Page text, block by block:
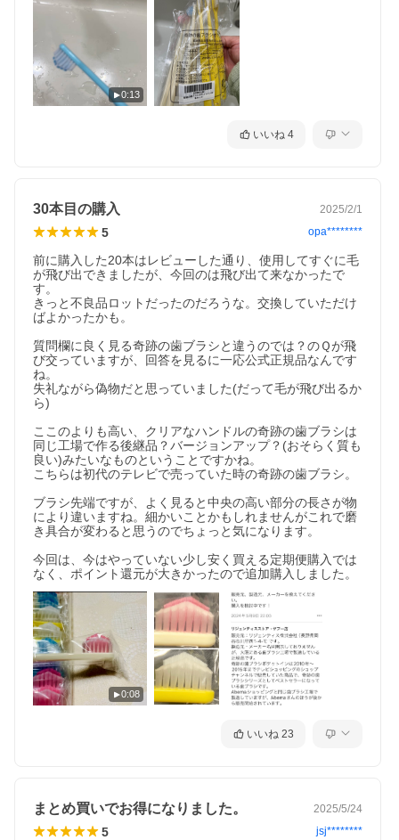
0:13
いいね 4
30本目の購入 2025/2/1
5 opa********
前に購入した20本はレビューした通り、使用してすぐに毛
が飛び出できましたが、今回のは飛び出て来なかったで
す。
きっと不良品ロットだったのだろうな。交換していただけ
ばよかったかも。
質問欄に良く見る奇跡の歯ブラシと違うのでは？のＱが飛
び交っていますが、回答を見るに一応公式正規品なんです
ね。
失礼ながら偽物だと思っていました(だって毛が飛び出るか
ら)
ここのよりも高い、クリアなハンドルの奇跡の歯ブラシは
同じ工場で作る後継品？バージョンアップ？(おそらく質も
良い)みたいなものということですかね。
こちらは初代のテレビで売っていた時の奇跡の歯ブラシ。
ブラシ先端ですが、よく見ると中央の高い部分の長さが物
により違いますね。細かいことかもしれませんがこれで磨
き具合が変わると思うのでちょっと気になります。
今回は、今はやっていない少し安く買える定期便購入では
なく、ポイント還元が大きかったので追加購入しました。
0:08
いいね 23
まとめ買いでお得になりました。 2025/5/24
5 jsj********